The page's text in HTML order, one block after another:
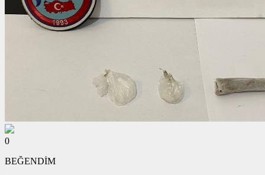
0
BEĞENDİM